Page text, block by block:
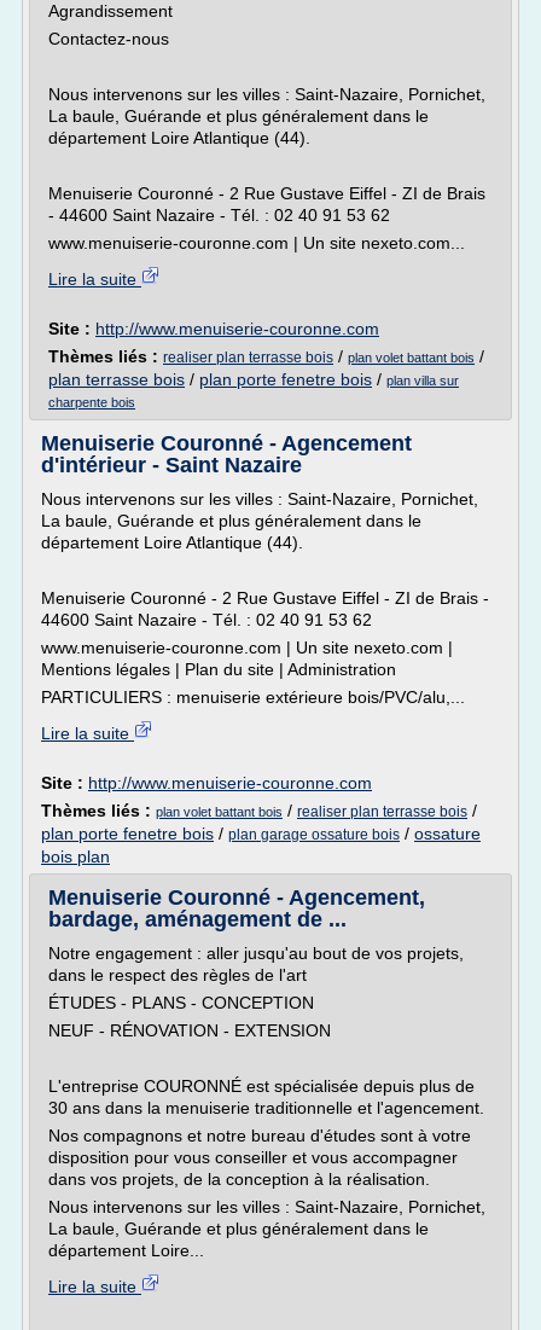
Agrandissement
Contactez-nous
Nous intervenons sur les villes : Saint-Nazaire, Pornichet,
La baule, Guérande et plus généralement dans le
département Loire Atlantique (44).
Menuiserie Couronné - 2 Rue Gustave Eiffel - ZI de Brais
- 44600 Saint Nazaire - Tél. : 02 40 91 53 62
www.menuiserie-couronne.com | Un site nexeto.com...
Lire la suite
Site : http://www.menuiserie-couronne.com
Thèmes liés : realiser plan terrasse bois / plan volet battant bois /
plan terrasse bois / plan porte fenetre bois / plan villa sur
charpente bois
Menuiserie Couronné - Agencement
d'intérieur - Saint Nazaire
Nous intervenons sur les villes : Saint-Nazaire, Pornichet,
La baule, Guérande et plus généralement dans le
département Loire Atlantique (44).
Menuiserie Couronné - 2 Rue Gustave Eiffel - ZI de Brais -
44600 Saint Nazaire - Tél. : 02 40 91 53 62
www.menuiserie-couronne.com | Un site nexeto.com |
Mentions légales | Plan du site | Administration
PARTICULIERS : menuiserie extérieure bois/PVC/alu,...
Lire la suite
Site : http://www.menuiserie-couronne.com
Thèmes liés : plan volet battant bois / realiser plan terrasse bois /
plan porte fenetre bois / plan garage ossature bois / ossature
bois plan
Menuiserie Couronné - Agencement,
bardage, aménagement de ...
Notre engagement : aller jusqu'au bout de vos projets,
dans le respect des règles de l'art
ÉTUDES - PLANS - CONCEPTION
NEUF - RÉNOVATION - EXTENSION
L'entreprise COURONNÉ est spécialisée depuis plus de
30 ans dans la menuiserie traditionnelle et l'agencement.
Nos compagnons et notre bureau d'études sont à votre
disposition pour vous conseiller et vous accompagner
dans vos projets, de la conception à la réalisation.
Nous intervenons sur les villes : Saint-Nazaire, Pornichet,
La baule, Guérande et plus généralement dans le
département Loire...
Lire la suite